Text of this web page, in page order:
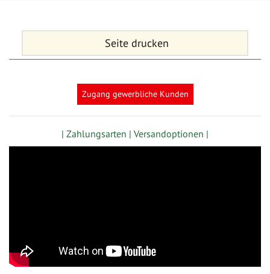
Seite drucken
Zugang gewerbliche Kunden
| Zahlungsarten | Versandoptionen |